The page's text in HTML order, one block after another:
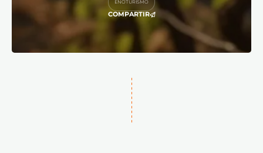
ENOTURISMO
COMPARTIR